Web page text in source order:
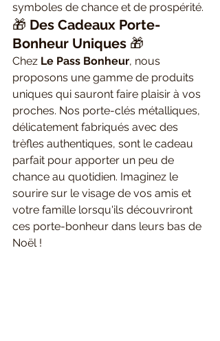
symboles de chance et de prospérité.
🎁 Des Cadeaux Porte-
Bonheur Uniques 🎁
Chez Le Pass Bonheur, nous
proposons une gamme de produits
uniques qui sauront faire plaisir à vos
proches. Nos porte-clés métalliques,
délicatement fabriqués avec des
trèfles authentiques, sont le cadeau
parfait pour apporter un peu de
chance au quotidien. Imaginez le
sourire sur le visage de vos amis et
votre famille lorsqu'ils découvriront
ces porte-bonheur dans leurs bas de
Noël !